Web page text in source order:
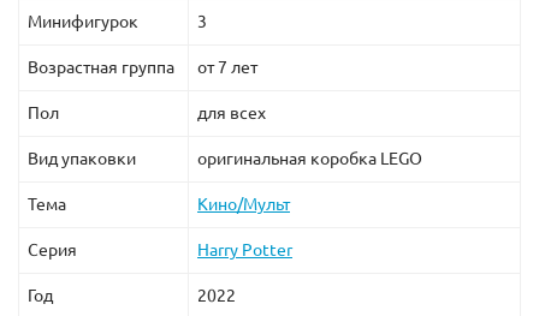
Минифигурок 3
Возрастная группа от 7 лет
Пол для всех
Вид упаковки оригинальная коробка LEGO
Тема Кино/Мульт
Серия Harry Potter
Год 2022